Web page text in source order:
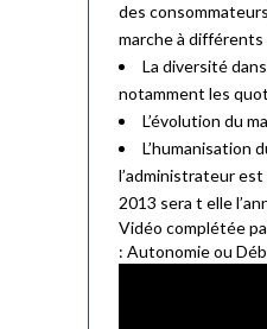
des
marche à différents
La diversité
notamment les
L’évolution du
L’humanisation
l’administrateur
2013 sera t elle
Vidéo complétée
: Autonomie ou